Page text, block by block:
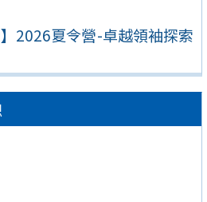
】2026夏令營-卓越領袖探索